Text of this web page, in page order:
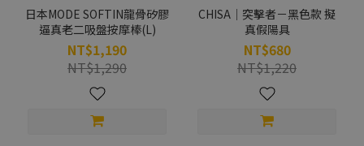
加
溫
日本MODE SOFTIN龍骨矽膠
逼真老二吸盤按摩棒(L)
NT$1,190
NT$1,290
CHISA｜突擊者－黑色款 擬
真假陽具
NT$680
NT$1,220